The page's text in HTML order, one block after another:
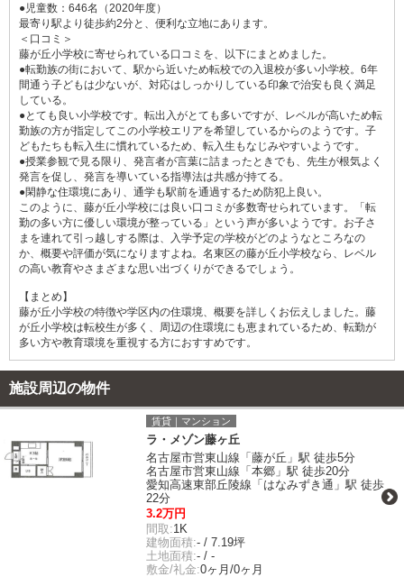
●児童数：646名（2020年度）
最寄り駅より徒歩約2分と、便利な立地にあります。
＜口コミ＞
藤が丘小学校に寄せられている口コミを、以下にまとめました。
●転勤族の街において、駅から近いため転校での入退校が多い小学校。6年
間通う子どもは少ないが、対応はしっかりしている印象で治安も良く満足
している。
●とても良い小学校です。転出入がとても多いですが、レベルが高いため転
勤族の方が指定してこの小学校エリアを希望しているからのようです。子
どもたちも転入生に慣れているため、転入生もなじみやすいようです。
●授業参観で見る限り、発言者が言葉に詰まったときでも、先生が根気よく
発言を促し、発言を導いている指導法は共感が持てる。
●閑静な住環境にあり、通学も駅前を通過するため防犯上良い。
このように、藤が丘小学校には良い口コミが多数寄せられています。「転
勤の多い方に優しい環境が整っている」という声が多いようです。お子さ
まを連れて引っ越しする際は、入学予定の学校がどのようなところなの
か、概要や評価が気になりますよね。名東区の藤が丘小学校なら、レベル
の高い教育やさまざまな思い出づくりができるでしょう。
【まとめ】
藤が丘小学校の特徴や学区内の住環境、概要を詳しくお伝えしました。藤
が丘小学校は転校生が多く、周辺の住環境にも恵まれているため、転勤が
多い方や教育環境を重視する方におすすめです。
施設周辺の物件
賃貸｜マンション
ラ・メゾン藤ヶ丘
名古屋市営東山線「藤が丘」駅 徒歩5分
名古屋市営東山線「本郷」駅 徒歩20分
愛知高速東部丘陵線「はなみずき通」駅 徒歩
22分
3.2万円
間取:1K
建物面積:- / 7.19坪
土地面積:- / -
敷金/礼金:0ヶ月/0ヶ月